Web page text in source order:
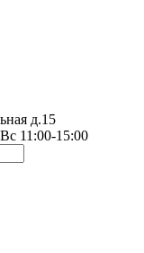
д.15
11:00-15:00